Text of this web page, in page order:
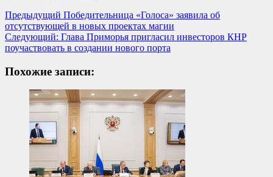
Навигация
записи
Предыдущий Победительница «Голоса» заявила об
отсутствующей в новых проектах магии
Следующий: Глава Приморья пригласил инвесторов КНР
поучаствовать в создании нового порта
Похожие записи: